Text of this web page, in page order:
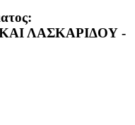
ΛΑΣΚΑΡΙΔΟΥ -